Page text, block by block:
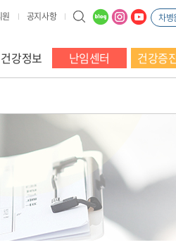
공지사항 차병
건강정보 난임센터 건강증